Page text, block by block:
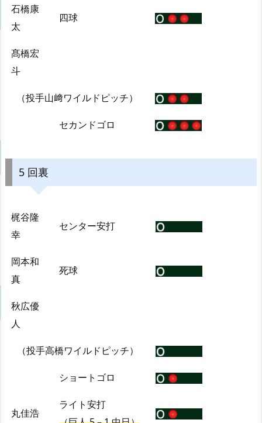
石橋康
太
四球
髙橋宏
斗
（投手山﨑ワイルドピッチ）
セカンドゴロ
5 回裏
梶谷隆
幸
センター安打
岡本和
真
死球
秋広優
人
（投手高橋ワイルドピッチ）
ショートゴロ
丸佳浩
ライト安打